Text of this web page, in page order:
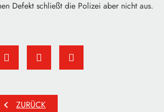
Defekt schließt die Polizei aber nicht aus.
chevron_left ZURÜCK